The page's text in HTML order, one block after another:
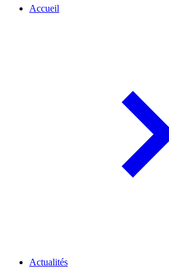
Accueil
Actualités